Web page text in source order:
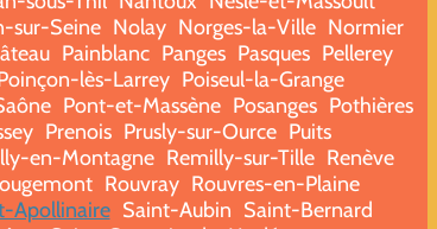
sur-Seine Nolay Norges-la-Ville Normier
Painblanc Panges Pasques Pellerey
lès-Larrey Poiseul-la-Grange
Pont-et-Massène Posanges Pothières
Prenois Prusly-sur-Ource Puits
en-Montagne Remilly-sur-Tille Renève
Rouvray Rouvres-en-Plaine
Apollinaire Saint-Aubin Saint-Bernard